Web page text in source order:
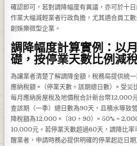
確認即可，若對調降幅度有異議，亦可於十
作業大幅減輕業者行政負擔，尤其適合員工
創娛樂微型企業。
調降幅度計算實例：以
礎，按停業天數比例減
為讓業者清楚了解調降金額，稅務局提供統
應納稅額 ×（停業天數 ÷ 該期總日數）× 受
每月應納房屋稅及地價稅合計新台幣12,000
查該期（一季）總日數為90天，且積水導致
降稅額為12,000 ×（30 ÷ 90）× 50% =
10,000元。若停業天數超過60天，調降比率
醒業者，申請時務必提供明確的停業起訖日